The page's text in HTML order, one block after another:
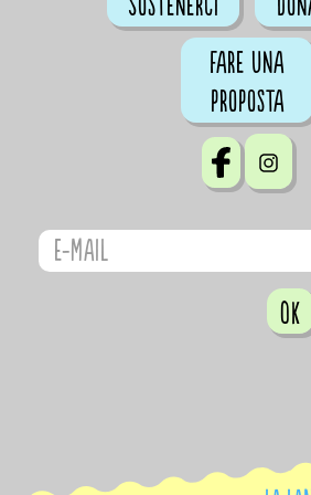
Fare una
proposta
OK